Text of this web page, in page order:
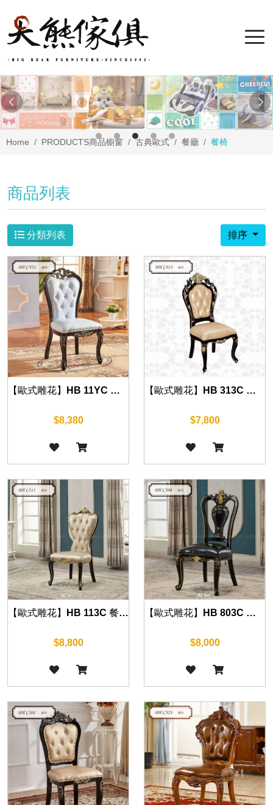
Home PRODUCTS商品櫥窗 古典歐式 餐廳 餐椅
商品列表
分類列表 排序
【歐式雕花】HB 11YC 餐椅(沉穩黑)
$8,380
【歐式雕花】HB 313C 餐椅(沉穩黑)
$7,800
【歐式雕花】HB 113C 餐椅(沉穩黑)
$8,800
【歐式雕花】HB 803C 餐椅(沉穩黑)
$8,000